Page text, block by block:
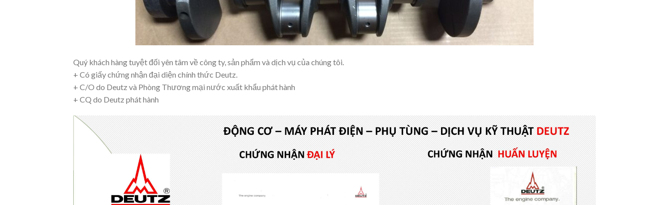
Quý khách hàng tuyệt đối yên tâm về công ty, sản phẩm và dịch vụ của chúng tôi.
+ Có giấy chứng nhận đại diện chính thức Deutz.
+ C/O do Deutz và Phòng Thương mại nước xuất khẩu phát hành
+ CQ do Deutz phát hành